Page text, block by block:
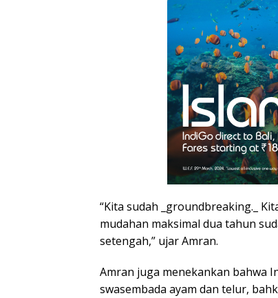
“Kita sudah _groundbreaking._
mudahan maksimal dua tahun
setengah,” ujar Amran.
Amran juga menekankan bahwa
swasembada ayam dan telur,